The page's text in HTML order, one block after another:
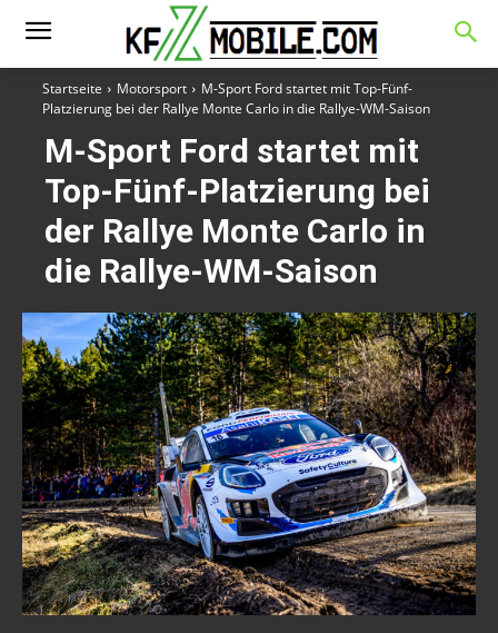
Startseite Motorsport
M-Sport Ford startet mit Top-Fünf-
Platzierung bei der Rallye Monte Carlo in die Rallye-WM-Saison
M-Sport Ford startet mit
Top-Fünf-Platzierung bei
der Rallye Monte Carlo in
die Rallye-WM-Saison